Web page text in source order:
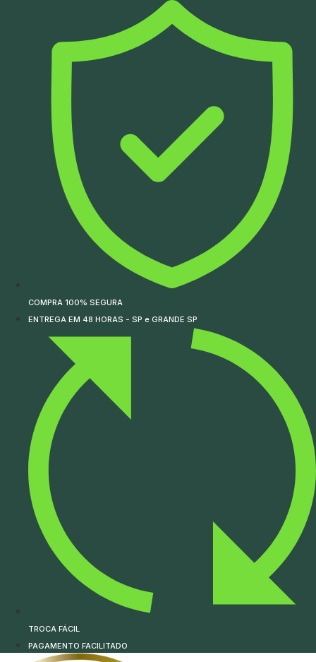
COMPRA 100% SEGURA
ENTREGA EM 48 HORAS - SP e GRANDE SP
TROCA FÁCIL
PAGAMENTO FACILITADO